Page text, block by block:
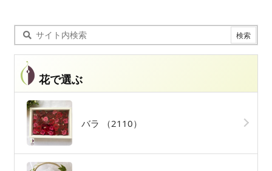
花で選ぶ
バラ （2110）